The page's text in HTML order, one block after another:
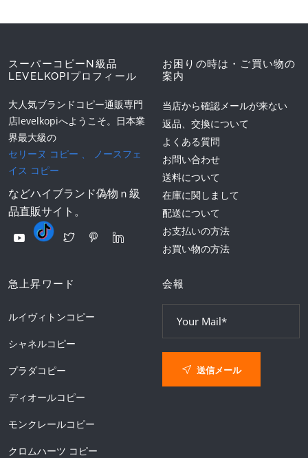
スーパーコピーN級品
LEVELKOPIプロフィール
大人気ブランドコピー通販専門
店levelkopiへようこそ。日本業
界最大級の
セリーヌ コピー 、
ノースフェ
イス コピー
などハイブランド偽物ｎ級
品直販サイト。
お困りの時は・ご買い物の
案内
当店から確認メールが来ない
返品、交換について
よくある質問
お問い合わせ
送料について
在庫に関しまして
配送について
お支払いの方法
お買い物の方法
急上昇ワード
ルイヴィトンコピー
シャネルコピー
プラダコピー
ディオールコピー
モンクレールコピー
クロムハーツ コピー
会報
送信メール